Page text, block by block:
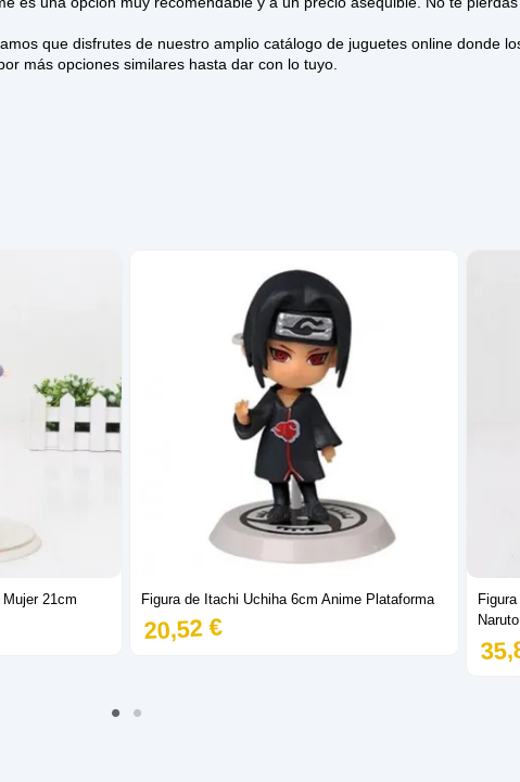
vienen con mucha variedad
más opciones similares hasta dar con lo tuyo.
21cm Figura de Itachi Uchiha 6cm Anime Plataforma
20,52 €
Naruto